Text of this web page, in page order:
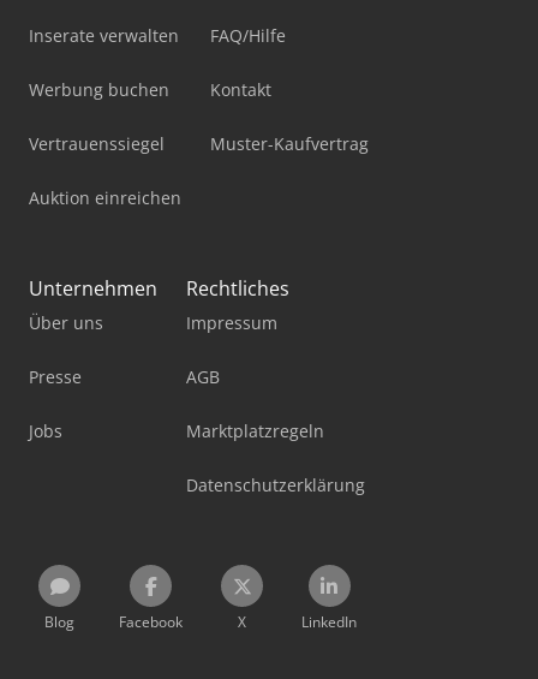
Inserate verwalten
Werbung buchen
Vertrauenssiegel
Auktion einreichen
FAQ/Hilfe
Kontakt
Muster-Kaufvertrag
Unternehmen
Über uns
Presse
Jobs
Rechtliches
Impressum
AGB
Marktplatzregeln
Datenschutzerklärung
Blog Facebook X LinkedIn